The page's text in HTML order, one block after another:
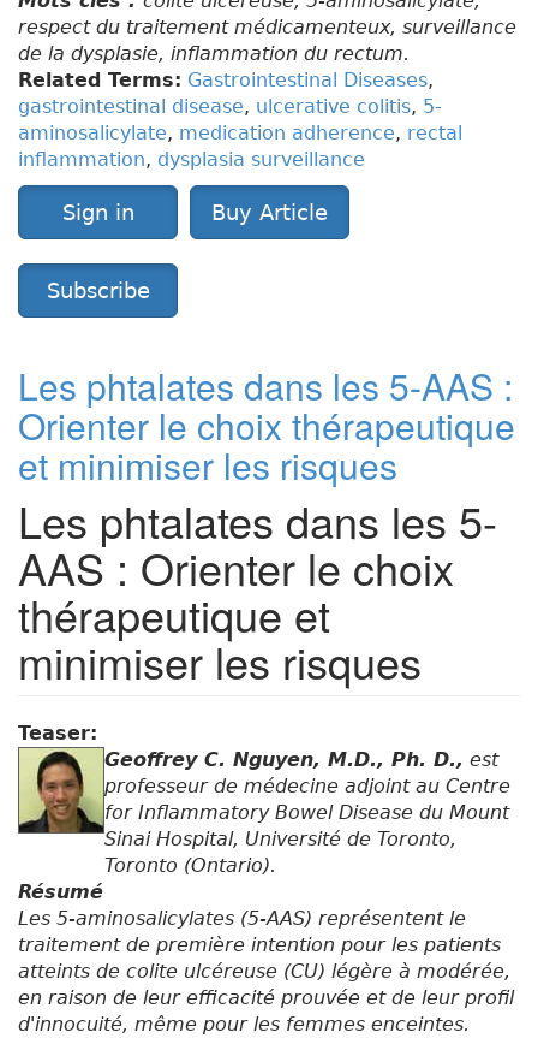
respect du traitement médicamenteux, surveillance
de la dysplasie, inflammation du rectum.
Related Terms: Gastrointestinal Diseases,
gastrointestinal disease, ulcerative colitis, 5-
aminosalicylate, medication adherence, rectal
inflammation, dysplasia surveillance
Sign in Buy Article
Subscribe
Les phtalates dans les 5-AAS :
Orienter le choix thérapeutique
et minimiser les risques
Les phtalates dans les 5-
AAS : Orienter le choix
thérapeutique et
minimiser les risques
Teaser:
Geoffrey C. Nguyen, M.D., Ph. D., est
professeur de médecine adjoint au Centre
for Inflammatory Bowel Disease du Mount
Sinai Hospital, Université de Toronto,
Toronto (Ontario).
Résumé
Les 5-aminosalicylates (5-AAS) représentent le
traitement de première intention pour les patients
atteints de colite ulcéreuse (CU) légère à modérée,
en raison de leur efficacité prouvée et de leur profil
d'innocuité, même pour les femmes enceintes.